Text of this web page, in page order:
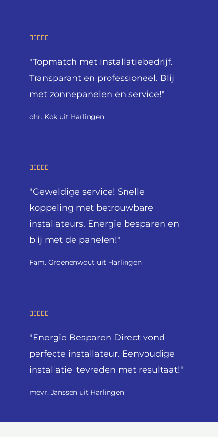
g
a
    
a
e
n
5
"Topmatch met installatiebedrijf.
Transparant en professioneel. Blij
met zonnepanelen en service!"
dhr. Kok uit Harlingen
    
a
e
r
n
5
"Geweldige service! Snelle
koppeling met betrouwbare
installateurs. Energie besparen en
blij met de panelen!"
Fam. Groenenwout uit Harlingen
    
a
e
g
"Energie Besparen Direct vond
perfecte installateur. Eenvoudige
installatie, tevreden met resultaat!"
mevr. Janssen uit Harlingen